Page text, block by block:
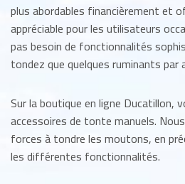
plus abordables financièrement et
appréciable pour les utilisateurs
pas besoin de fonctionnalités
tondez que quelques ruminants par
Sur la boutique en ligne Ducatillon,
accessoires de tonte manuels.
forces à tondre les moutons, en
les différentes fonctionnalités.